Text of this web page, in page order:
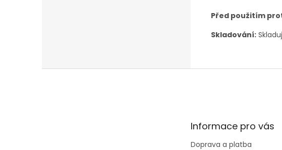
Před použitím
Skladování:
Informace pro vás
Doprava a platba